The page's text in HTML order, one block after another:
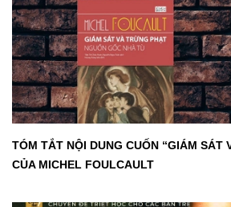
TÓM TẮT NỘI DUNG CUỐN “GIÁM SÁT
CỦA MICHEL FOULCAULT